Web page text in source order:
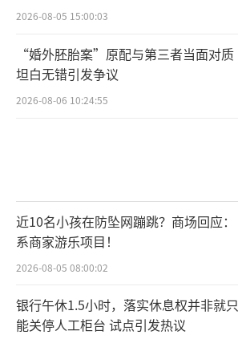
2026-08-05 15:00:03
“婚外胚胎案”原配与第三者当面对质
坦白无错引发争议
2026-08-06 10:24:55
近10名小孩在防坠网蹦跳？商场回应：
系商家游乐项目！
2026-08-05 08:00:02
银行午休1.5小时，落实休息权并非就只
能关停人工柜台 试点引发热议